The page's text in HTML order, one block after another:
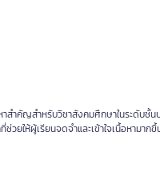
หาสำคัญสำหรับวิชาสังคมศึกษาในระดั
วยให้ผู้เรียนจดจำและเข้าใจเนื้อหามากขึ้